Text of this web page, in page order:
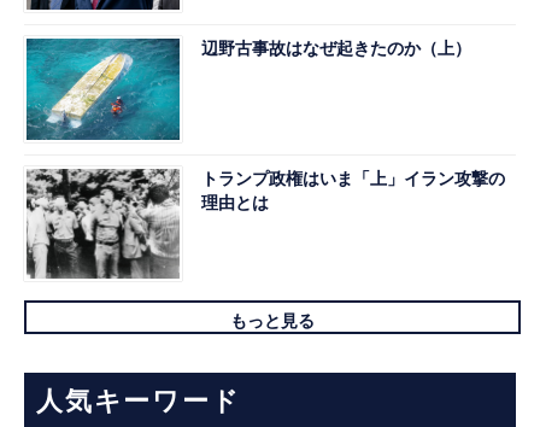
辺野古事故はなぜ起きたのか（上）
トランプ政権はいま「上」イラン攻撃の
理由とは
もっと見る
人気キーワード